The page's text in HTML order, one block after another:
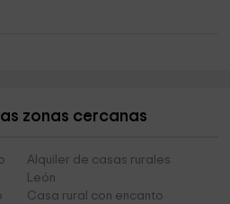
zonas cercanas
Alquiler de casas rurales
León
Casa rural con encanto